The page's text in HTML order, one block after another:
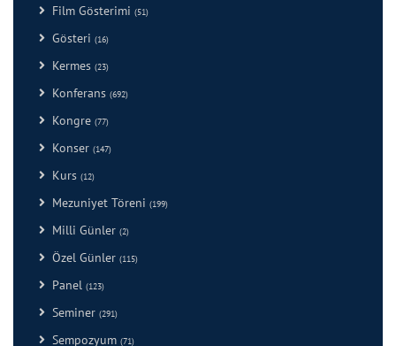
Film Gösterimi (51)
Gösteri (16)
Kermes (23)
Konferans (692)
Kongre (77)
Konser (147)
Kurs (12)
Mezuniyet Töreni (199)
Milli Günler (2)
Özel Günler (115)
Panel (123)
Seminer (291)
Sempozyum (71)